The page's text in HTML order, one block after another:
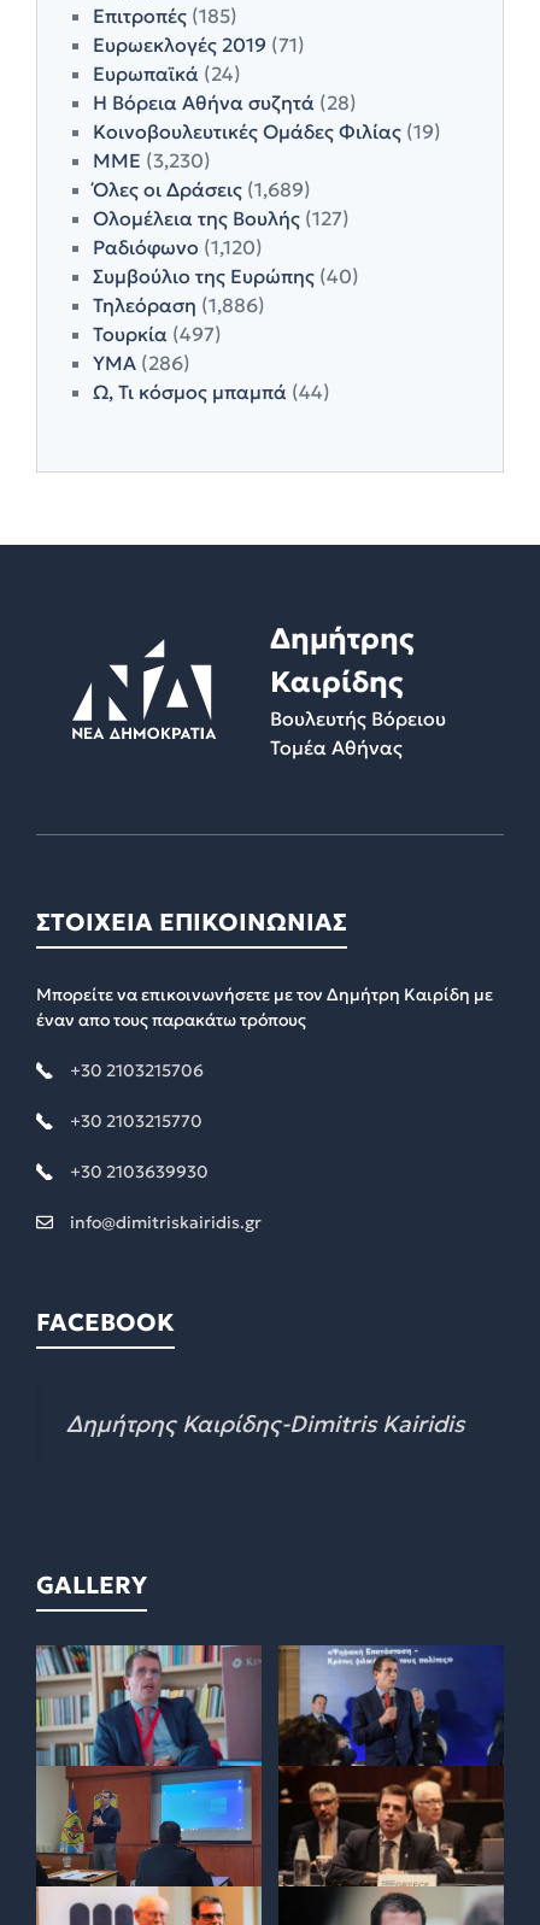
Επιτροπές (185)
Ευρωεκλογές 2019 (71)
Ευρωπαϊκά (24)
Η Βόρεια Αθήνα συζητά (28)
Κοινοβουλευτικές Ομάδες Φιλίας (19)
ΜΜΕ (3,230)
Όλες οι Δράσεις (1,689)
Ολομέλεια της Βουλής (127)
Ραδιόφωνο (1,120)
Συμβούλιο της Ευρώπης (40)
Τηλεόραση (1,886)
Τουρκία (497)
ΥΜΑ (286)
Ω, Τι κόσμος μπαμπά (44)
Δημήτρης
Καιρίδης
Βουλευτής Βόρειου
Τομέα Αθήνας
ΣΤΟΙΧΕΙΑ ΕΠΙΚΟΙΝΩΝΙΑΣ
Μπορείτε να επικοινωνήσετε με τον Δημήτρη Καιρίδη με
έναν απο τους παρακάτω τρόπους
+30 2103215706
+30 2103215770
+30 2103639930
info@dimitriskairidis.gr
FACEBOOK
Δημήτρης Καιρίδης-Dimitris Kairidis
GALLERY